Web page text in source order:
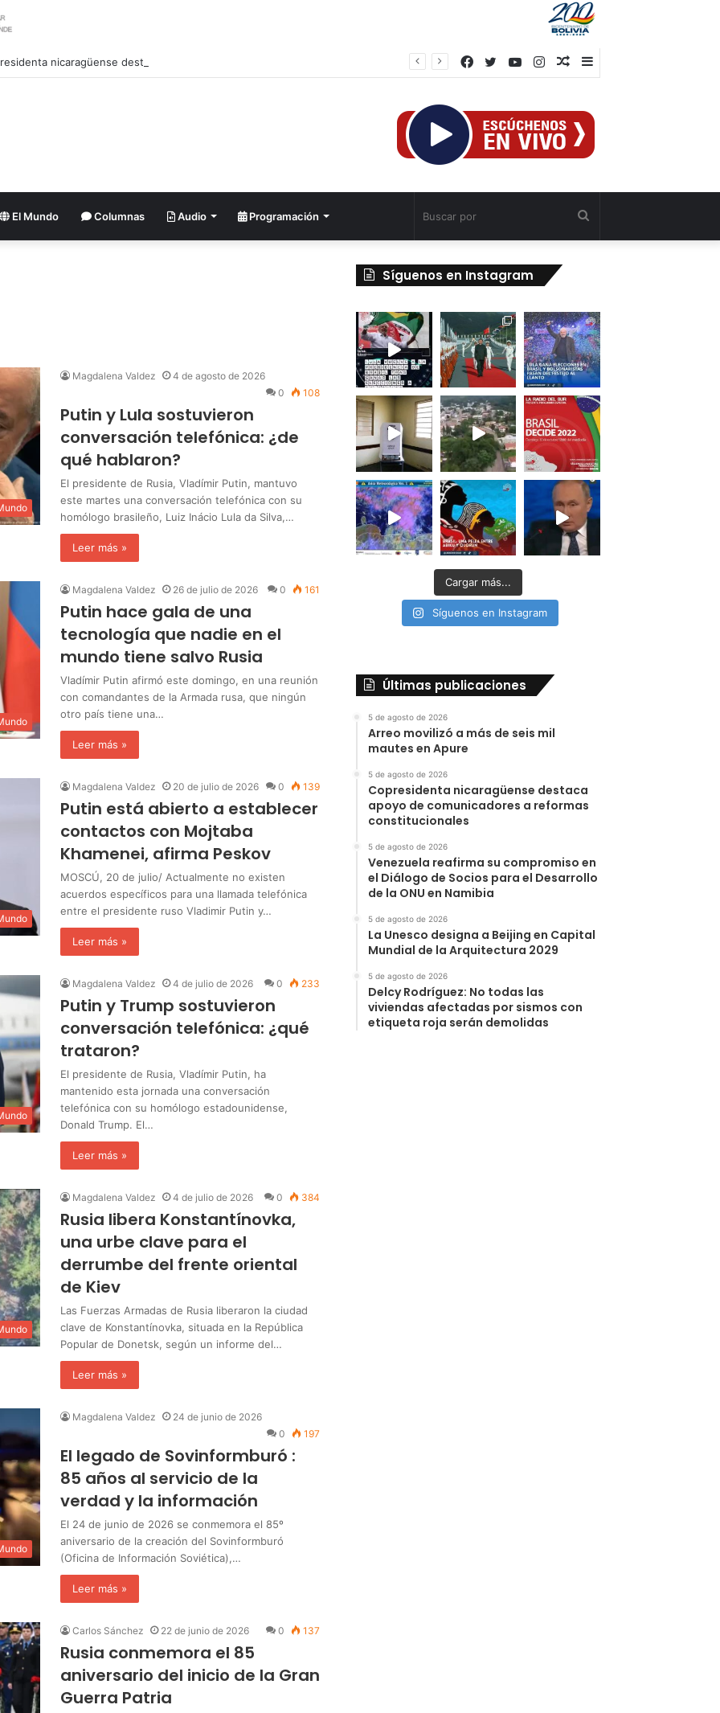
Barra
Publicación
azar
Instagram
YouTube
Twitter
Facebook
El Mundo Columnas Audio Programación
Magdalena Valdez
4 de agosto de 2026
0
108
Putin y Lula sostuvieron
conversación telefónica: ¿de
qué hablaron?
El presidente de Rusia, Vladímir Putin, mantuvo
este martes una conversación telefónica con su
homólogo brasileño, Luiz Inácio Lula da Silva,…
Leer más »
Magdalena Valdez 26 de julio de 2026 0 161
Putin hace gala de una
tecnología que nadie en el
mundo tiene salvo Rusia
Vladímir Putin afirmó este domingo, en una reunión
con comandantes de la Armada rusa, que ningún
otro país tiene una…
Leer más »
Magdalena Valdez 20 de julio de 2026 0 139
Putin está abierto a establecer
contactos con Mojtaba
Khamenei, afirma Peskov
MOSCÚ, 20 de julio/ Actualmente no existen
acuerdos específicos para una llamada telefónica
entre el presidente ruso Vladimir Putin y…
Leer más »
Magdalena Valdez 4 de julio de 2026 0 233
Putin y Trump sostuvieron
conversación telefónica: ¿qué
trataron?
El presidente de Rusia, Vladímir Putin, ha
mantenido esta jornada una conversación
telefónica con su homólogo estadounidense,
Donald Trump. El…
Leer más »
Magdalena Valdez 4 de julio de 2026 0 384
Rusia libera Konstantínovka,
una urbe clave para el
derrumbe del frente oriental
de Kiev
Las Fuerzas Armadas de Rusia liberaron la ciudad
clave de Konstantínovka, situada en la República
Popular de Donetsk, según un informe del…
Leer más »
Magdalena Valdez
24 de junio de 2026
0
197
El legado de Sovinformburó :
85 años al servicio de la
verdad y la información
El 24 de junio de 2026 se conmemora el 85º
aniversario de la creación del Sovinformburó
(Oficina de Información Soviética),…
Leer más »
Carlos Sánchez 22 de junio de 2026 0 137
Rusia conmemora el 85
aniversario del inicio de la Gran
Guerra Patria
Síguenos en Instagram
Cargar más...
Síguenos en Instagram
Últimas publicaciones
5 de agosto de 2026
Arreo movilizó a más de seis mil
mautes en Apure
5 de agosto de 2026
Copresidenta nicaragüense destaca
apoyo de comunicadores a reformas
constitucionales
5 de agosto de 2026
Venezuela reafirma su compromiso en
el Diálogo de Socios para el Desarrollo
de la ONU en Namibia
5 de agosto de 2026
La Unesco designa a Beijing en Capital
Mundial de la Arquitectura 2029
5 de agosto de 2026
Delcy Rodríguez: No todas las
viviendas afectadas por sismos con
etiqueta roja serán demolidas